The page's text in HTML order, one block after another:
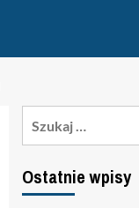
Ostatnie wpisy